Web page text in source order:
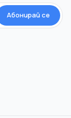
Абонирай се